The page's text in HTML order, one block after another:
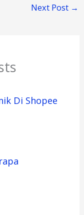
Next Post →
Di Shopee